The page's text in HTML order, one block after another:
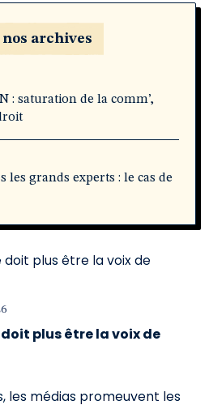
nos archives
: saturation de la comm’,
les grands experts : le cas de
plus être la voix de